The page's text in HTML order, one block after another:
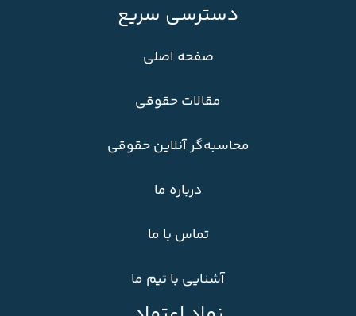
دسترسی سریع
صفحه اصلی
مقالات حقوقی
محاسبه‌گر آنلاین حقوقی
درباره ما
تماس با ما
آشنایی با تیم ما